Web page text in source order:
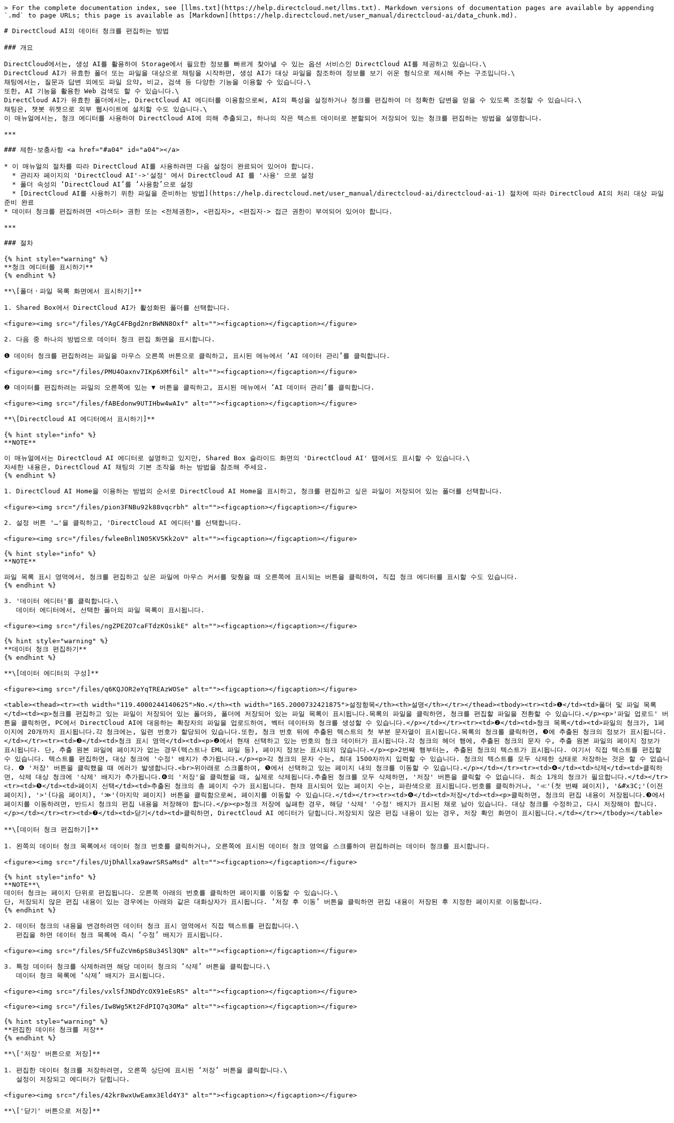
> For the complete documentation index, see [llms.txt](https://help.directcloud.net/llms.txt). Markdown versions of documentation pages are available by appending
`.md` to page URLs; this page is available as [Markdown](https://help.directcloud.net/user_manual/directcloud-ai/data_chunk.md).
# DirectCloud AI의 데이터 청크를 편집하는 방법
### 개요
DirectCloud에서는, 생성 AI를 활용하여 Storage에서 필요한 정보를 빠르게 찾아낼 수 있는 옵션 서비스인 DirectCloud AI를 제공하고 있습니다.\
DirectCloud AI가 유효한 폴더 또는 파일을 대상으로 채팅을 시작하면, 생성 AI가 대상 파일을 참조하여 정보를 보기 쉬운 형식으로 제시해 주는 구조입니다.\
채팅에서는, 질문과 답변 외에도 파일 요약, 비교, 검색 등 다양한 기능을 이용할 수 있습니다.\
또한, AI 기능을 활용한 Web 검색도 할 수 있습니다.\
DirectCloud AI가 유효한 폴더에서는, DirectCloud AI 에디터를 이용함으로써, AI의 특성을 설정하거나 청크를 편집하여 더 정확한 답변을 얻을 수 있도록 조정할 수 있습니다.\
채팅은, 챗봇 위젯으로 외부 웹사이트에 설치할 수도 있습니다.\
이 매뉴얼에서는, 청크 에디터를 사용하여 DirectCloud AI에 의해 추출되고, 하나의 작은 텍스트 데이터로 분할되어 저장되어 있는 청크를 편집하는 방법을 설명합니다.
***
### 제한·보충사항 <a href="#a04" id="a04"></a>
* 이 매뉴얼의 절차를 따라 DirectCloud AI를 사용하려면 다음 설정이 완료되어 있어야 합니다.
준비 완료
* 데이터 청크를 편집하려면 <마스터> 권한 또는 <전체권한>, <편집자>, <편집자-> 접근 권한이 부여되어 있어야 합니다.
***
### 절차
{% hint style="warning" %}
**청크 에디터를 표시하기**
{% endhint %}
**\[폴더・파일 목록 화면에서 표시하기]**
1. Shared Box에서 DirectCloud AI가 활성화된 폴더를 선택합니다.
<figure><img src="/files/YAgC4FBgd2nrBWNN8Oxf" alt=""><figcaption></figcaption></figure>
2. 다음 중 하나의 방법으로 데이터 청크 편집 화면을 표시합니다.
❶ 데이터 청크를 편집하려는 파일을 마우스 오른쪽 버튼으로 클릭하고, 표시된 메뉴에서 ‘AI 데이터 관리’를 클릭합니다.
<figure><img src="/files/PMU4Oaxnv7IKp6XMf6il" alt=""><figcaption></figcaption></figure>
❷ 데이터를 편집하려는 파일의 오른쪽에 있는 ▼ 버튼을 클릭하고, 표시된 메뉴에서 ‘AI 데이터 관리’를 클릭합니다.
<figure><img src="/files/fABEdonw9UTIHbw4wAIv" alt=""><figcaption></figcaption></figure>
**\[DirectCloud AI 에디터에서 표시하기]**
{% hint style="info" %}
**NOTE**
이 매뉴얼에서는 DirectCloud AI 에디터로 설명하고 있지만, Shared Box 슬라이드 화면의 'DirectCloud AI' 탭에서도 표시할 수 있습니다.\
자세한 내용은, DirectCloud AI 채팅의 기본 조작을 하는 방법을 참조해 주세요.
{% endhint %}
1. DirectCloud AI Home을 이용하는 방법의 순서로 DirectCloud AI Home을 표시하고, 청크를 편집하고 싶은 파일이 저장되어 있는 폴더를 선택합니다.
<figure><img src="/files/pion3FNBu92k88vqcrbh" alt=""><figcaption></figcaption></figure>
2. 설정 버튼 '…'을 클릭하고, 'DirectCloud AI 에디터'를 선택합니다.
<figure><img src="/files/fwleeBnl1N05KV5Kk2oV" alt=""><figcaption></figcaption></figure>
{% hint style="info" %}
**NOTE**
파일 목록 표시 영역에서, 청크를 편집하고 싶은 파일에 마우스 커서를 맞췄을 때 오른쪽에 표시되는 버튼을 클릭하여, 직접 청크 에디터를 표시할 수도 있습니다.
{% endhint %}
3. '데이터 에디터'를 클릭합니다.\
<figure><img src="/files/ngZPEZO7caFTdzKOsikE" alt=""><figcaption></figcaption></figure>
{% hint style="warning" %}
**데이터 청크 편집하기**
{% endhint %}
**\[데이터 에디터의 구성]**
<figure><img src="/files/q6KQJOR2eYqTREAzWOSe" alt=""><figcaption></figcaption></figure>
<table><thead><tr><th width="119.4000244140625">No.</th><th width="165.2000732421875">설정항목</th><th>설명</th></tr></thead><tbody><tr><td>❶</td><td>폴더 및 파일 목록
</td><td><p>청크를 편집하고 있는 파일이 저장되어 있는 폴더와, 폴더에 저장되어 있는 파일 목록이 표시됩니다.목록의 파일을 클릭하면, 청크를 편집할 파일을 전환할 수 있습니다.</p><p>'파일 업로드' 버
튼을 클릭하면, PC에서 DirectCloud AI에 대응하는 확장자의 파일을 업로드하여, 벡터 데이터와 청크를 생성할 수 있습니다.</p></td></tr><tr><td>❷</td><td>청크 목록</td><td>파일의 청크가, 1페
이지에 20개까지 표시됩니다.각 청크에는, 일련 번호가 할당되어 있습니다.또한, 청크 번호 뒤에 추출된 텍스트의 첫 부분 문자열이 표시됩니다.목록의 청크를 클릭하면, ❸에 추출된 청크의 정보가 표시됩니다.
</td></tr><tr><td>❸</td><td>청크 표시 영역</td><td><p>❷에서 현재 선택하고 있는 번호의 청크 데이터가 표시됩니다.각 청크의 헤더 행에, 추출된 청크의 문자 수, 추출 원본 파일의 페이지 정보가
표시됩니다. 단, 추출 원본 파일에 페이지가 없는 경우(텍스트나 EML 파일 등), 페이지 정보는 표시되지 않습니다.</p><p>2번째 행부터는, 추출된 청크의 텍스트가 표시됩니다. 여기서 직접 텍스트를 편집할
수 있습니다. 텍스트를 편집하면, 대상 청크에 '수정' 배지가 추가됩니다.</p><p>각 청크의 문자 수는, 최대 1500자까지 입력할 수 있습니다. 청크의 텍스트를 모두 삭제한 상태로 저장하는 것은 할 수 없습니
다. ❻ '저장' 버튼을 클릭했을 때 에러가 발생합니다.<br>위아래로 스크롤하여, ❺에서 선택하고 있는 페이지 내의 청크를 이동할 수 있습니다.</p></td></tr><tr><td>❹</td><td>삭제</td><td>클릭하
면, 삭제 대상 청크에 '삭제' 배지가 추가됩니다.❻의 '저장'을 클릭했을 때, 실제로 삭제됩니다.추출된 청크를 모두 삭제하면, '저장' 버튼을 클릭할 수 없습니다. 최소 1개의 청크가 필요합니다.</td></tr>
<tr><td>❺</td><td>페이지 선택</td><td>추출된 청크의 총 페이지 수가 표시됩니다. 현재 표시되어 있는 페이지 수는, 파란색으로 표시됩니다.번호를 클릭하거나, '≪'(첫 번째 페이지), '&#x3C;'(이전
페이지), '>'(다음 페이지), '≫'(마지막 페이지) 버튼을 클릭함으로써, 페이지를 이동할 수 있습니다.</td></tr><tr><td>❻</td><td>저장</td><td><p>클릭하면, 청크의 편집 내용이 저장됩니다.❸에서
페이지를 이동하려면, 반드시 청크의 편집 내용을 저장해야 합니다.</p><p>청크 저장에 실패한 경우, 해당 '삭제' '수정' 배지가 표시된 채로 남아 있습니다. 대상 청크를 수정하고, 다시 저장해야 합니다.
</p></td></tr><tr><td>❼</td><td>닫기</td><td>클릭하면, DirectCloud AI 에디터가 닫힙니다.저장되지 않은 편집 내용이 있는 경우, 저장 확인 화면이 표시됩니다.</td></tr></tbody></table>
**\[데이터 청크 편집하기]**
1. 왼쪽의 데이터 청크 목록에서 데이터 청크 번호를 클릭하거나, 오른쪽에 표시된 데이터 청크 영역을 스크롤하여 편집하려는 데이터 청크를 표시합니다.
<figure><img src="/files/UjDhAllxa9awrSRSaMsd" alt=""><figcaption></figcaption></figure>
{% hint style="info" %}
**NOTE**\
데이터 청크는 페이지 단위로 편집됩니다. 오른쪽 아래의 번호를 클릭하면 페이지를 이동할 수 있습니다.\
단, 저장되지 않은 편집 내용이 있는 경우에는 아래와 같은 대화상자가 표시됩니다. ‘저장 후 이동’ 버튼을 클릭하면 편집 내용이 저장된 후 지정한 페이지로 이동합니다.
{% endhint %}
2. 데이터 청크의 내용을 변경하려면 데이터 청크 표시 영역에서 직접 텍스트를 편집합니다.\
<figure><img src="/files/5FfuZcVm6pS8u34Sl3QN" alt=""><figcaption></figcaption></figure>
3. 특정 데이터 청크를 삭제하려면 해당 데이터 청크의 ‘삭제’ 버튼을 클릭합니다.\
<figure><img src="/files/vxlSfJNDdYcOX91eEsRS" alt=""><figcaption></figcaption></figure>
<figure><img src="/files/Iw8Wg5Kt2FdPIQ7q3OMa" alt=""><figcaption></figcaption></figure>
{% hint style="warning" %}
**편집한 데이터 청크를 저장**
{% endhint %}
**\['저장' 버튼으로 저장]**
1. 편집한 데이터 청크를 저장하려면, 오른쪽 상단에 표시된 ‘저장’ 버튼을 클릭합니다.\
<figure><img src="/files/42kr8wxUwEamx3Eld4Y3" alt=""><figcaption></figcaption></figure>
**\['닫기' 버튼으로 저장]**